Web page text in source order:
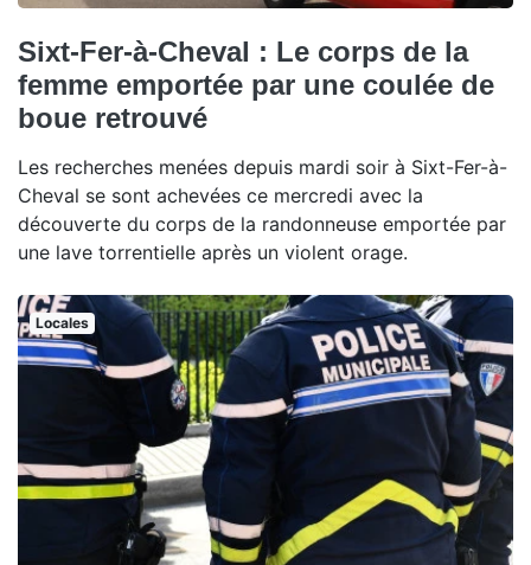
Sixt-Fer-à-Cheval : Le corps de la
femme emportée par une coulée de
boue retrouvé
Les recherches menées depuis mardi soir à Sixt-Fer-à-
Cheval se sont achevées ce mercredi avec la
découverte du corps de la randonneuse emportée par
une lave torrentielle après un violent orage.
Locales